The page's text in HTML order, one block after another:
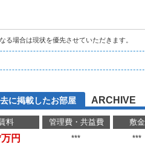
場合は現状を優先させていただきます。
に掲載したお部屋 ARCHIVE
料 管理費・共益費 敷金
円 *** ***